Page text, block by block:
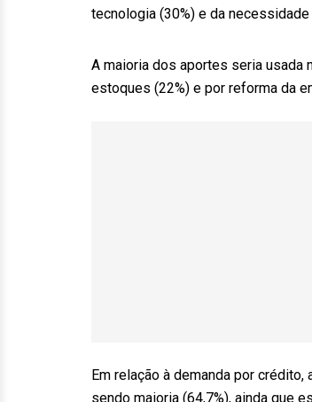
tecnologia (30%) e da
A maioria dos aportes seria usada
estoques (22%) e por reforma da
Em relação à demanda por
sendo maioria (64,7%), ainda que